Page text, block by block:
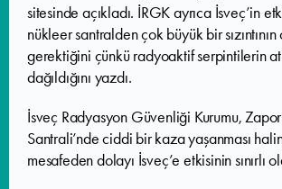
sitesinde açıkladı. İRGK ayrıca İsveç’in
nükleer santralden çok büyük bir sızıntının
gerektiğini çünkü radyoaktif serpintilerin
dağıldığını yazdı.
İsveç Radyasyon Güvenliği Kurumu,
Santrali’nde ciddi bir kaza yaşanması
mesafeden dolayı İsveç’e etkisinin sınırlı